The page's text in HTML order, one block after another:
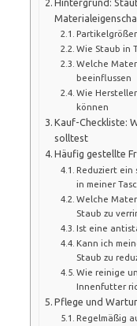
Wie Staub in
Welche
beeinflussen
Wie
können
Kauf-Checkliste:
solltest
Häufig gestellte
Reduziert ein
in meiner
Welche
Staub zu
Ist eine
Kann ich
Staub zu
Wie reinige
Innenfutter
Pflege und
Regelmäßig